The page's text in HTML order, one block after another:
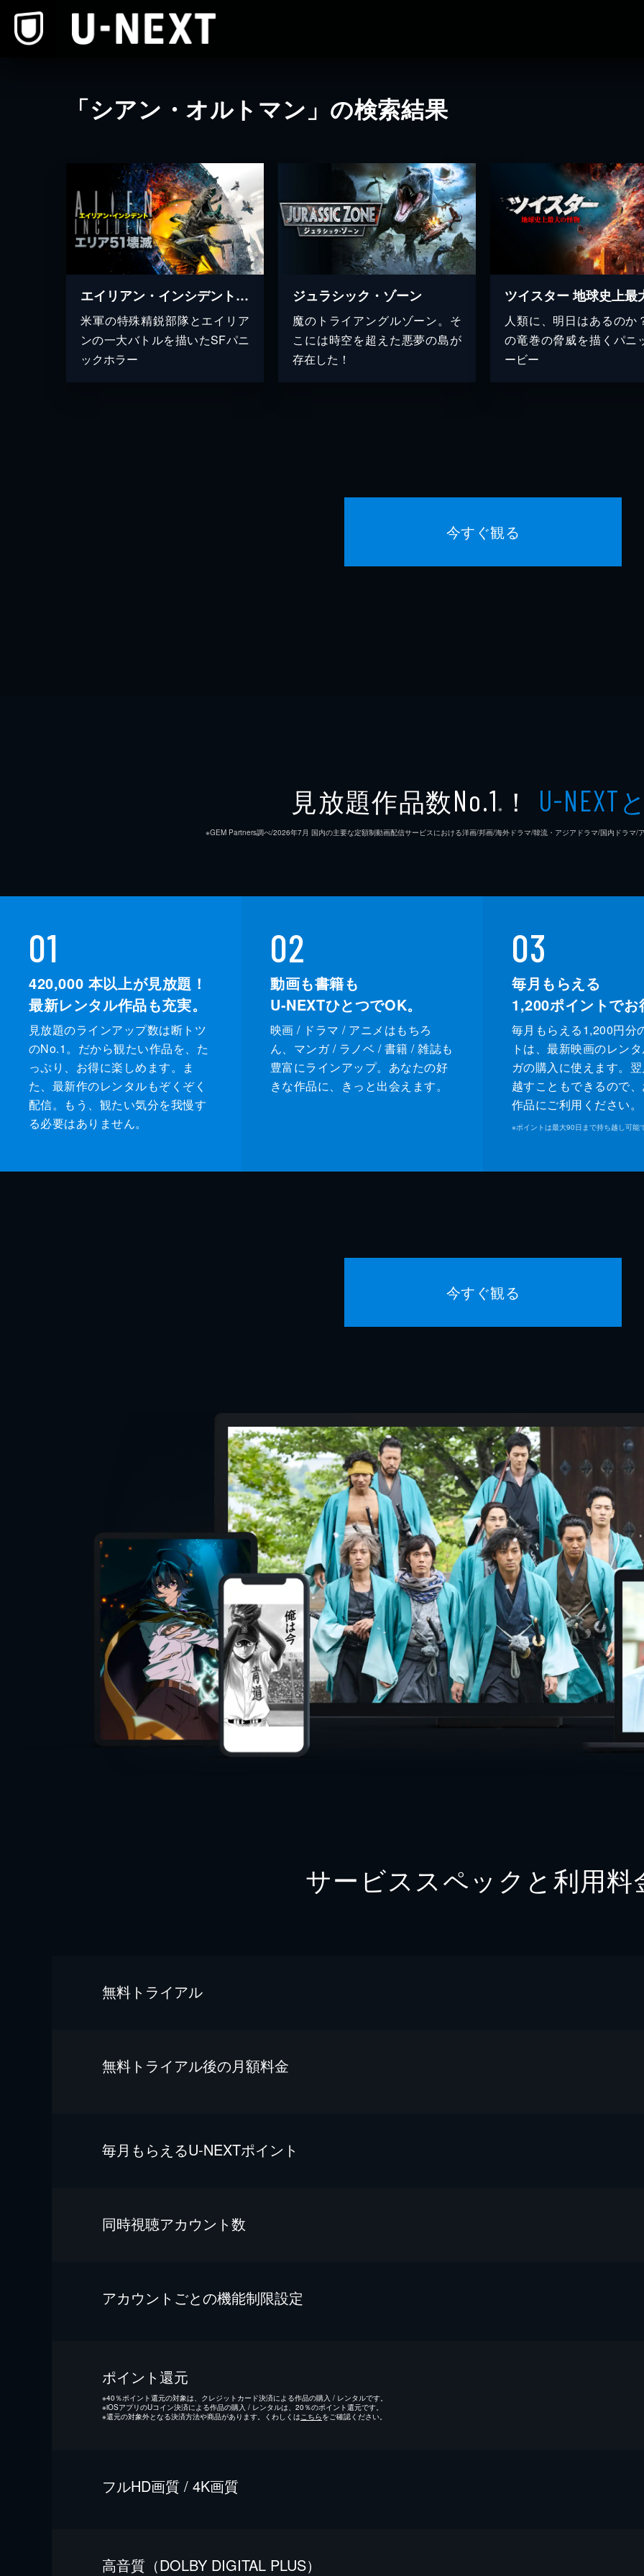
「シアン・オルトマン」の検索結果
エイリアン・インシデント エリア５１壊滅
米軍の特殊精鋭部隊とエイリア
ンの一大バトルを描いたSFパニ
ックホラー
ジュラシック・ゾーン
魔のトライアングルゾーン。そ
こには時空を超えた悪夢の島が
存在した！
人類に、明日はあるのか
の竜巻の脅威を描くパニ
ービー
今すぐ観る
見放題作品数No.1 ※ ！ U-NEXT
※GEM Partners調べ/2026年7⽉ 国内の主要な定額制動画配信サービスにおける洋画/邦画/海外ドラマ/韓流・アジアドラマ/国内ドラマ/
01
420,000 本以上が見放題！
最新レンタル作品も充実。
見放題のラインアップ数は断トツ
のNo.1。だから観たい作品を、た
っぷり、お得に楽しめます。ま
た、最新作のレンタルもぞくぞく
配信。もう、観たい気分を我慢す
る必要はありません。
02
動画も書籍も
U-NEXTひとつでOK。
映画 / ドラマ / アニメはもちろ
ん、マンガ / ラノベ / 書籍 / 雑誌も
豊富にラインアップ。あなたの好
きな作品に、きっと出会えます。
03
毎月もらえる
1,200ポイントでお
毎月もらえる1,200円分
トは、最新映画のレン
ガの購入に使えます。
越すこともできるので
作品にご利用ください。
※ポイントは最大90日まで持ち越し可能
今すぐ観る
サービススペックと利用料
無料トライアル
無料トライアル後の⽉額料金
毎⽉もらえるU-NEXTポイント
同時視聴アカウント数
アカウントごとの機能制限設定
ポイント還元
※40％ポイント還元の対象は、クレジットカード決済による作品の購入 / レンタルです。
※iOSアプリのUコイン決済による作品の購入 / レンタルは、20％のポイント還元です。
※還元の対象外となる決済方法や商品があります。くわしくは こちらをご確認ください。
フルHD画質 / 4K画質
⾼⾳質（DOLBY DIGITAL PLUS）